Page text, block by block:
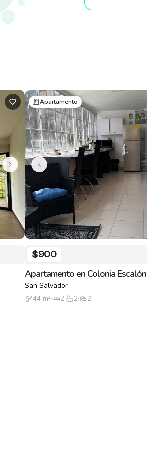
Apartamento
$900
Apartamento en Colonia Escalón
San Salvador
44 m²· 2· 2· 2